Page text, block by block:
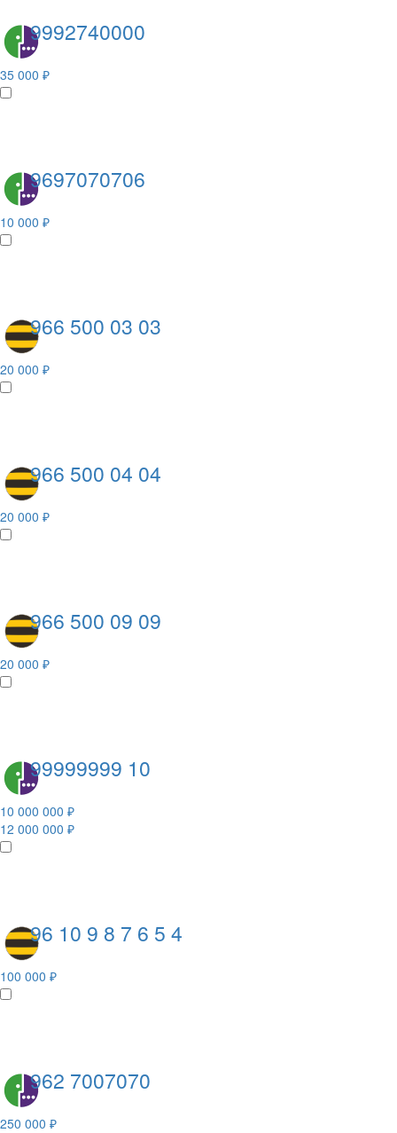
9992740000
35 000 ₽
9697070706
10 000 ₽
966 500 03 03
20 000 ₽
966 500 04 04
20 000 ₽
966 500 09 09
20 000 ₽
99999999 10
10 000 000 ₽
12 000 000 ₽
96 10 9 8 7 6 5 4
100 000 ₽
962 7007070
250 000 ₽